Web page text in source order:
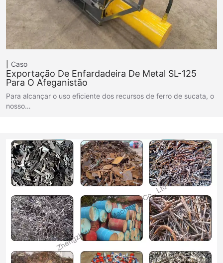
Caso
Exportação De Enfardadeira De Metal SL-125
Para O Afeganistão
Para alcançar o uso eficiente dos recursos de ferro de sucata, o
nosso…